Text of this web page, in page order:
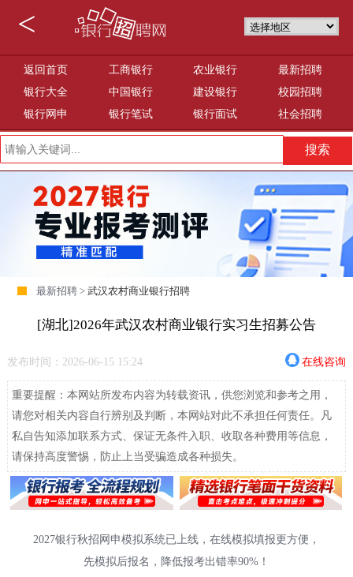
<
返回首页 工商银行 农业银行
最新招聘
银行大全
中国银行 建设银行
校园招聘
银行网申
银行笔试 银行面试 社会招聘
最新招聘 >武汉农村商业银行招聘
[湖北]2026年武汉农村商业银行实习生招募公告
发布时间：2026-06-15 15:24 在线咨询
重要提醒：本网站所发布内容为转载资讯，供您浏览和参考之用，
请您对相关内容自行辨别及判断，本网站对此不承担任何责任。凡
私自告知添加联系方式、保证无条件入职、收取各种费用等信息，
请保持高度警惕，防止上当受骗造成各种损失。
2027银行秋招网申模拟系统已上线，在线模拟填报更方便，
先模拟后报名，降低报考出错率90%！